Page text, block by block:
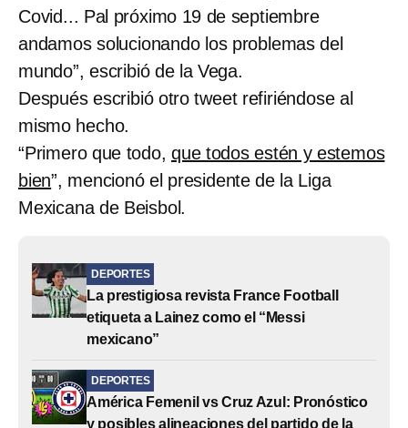
Covid... Pal próximo 19 de septiembre
andamos solucionando los problemas del
mundo”, escribió de la Vega.
Después escribió otro tweet refiriéndose al
mismo hecho.
“Primero que todo,que todos estén y estemos
bien”, mencionó el presidente de la Liga
Mexicana de Beisbol.
DEPORTES
La prestigiosa revista France Football
etiqueta a Lainez como el “Messi
mexicano”
DEPORTES
América Femenil vs Cruz Azul: Pronóstico
y posibles alineaciones del partido de la